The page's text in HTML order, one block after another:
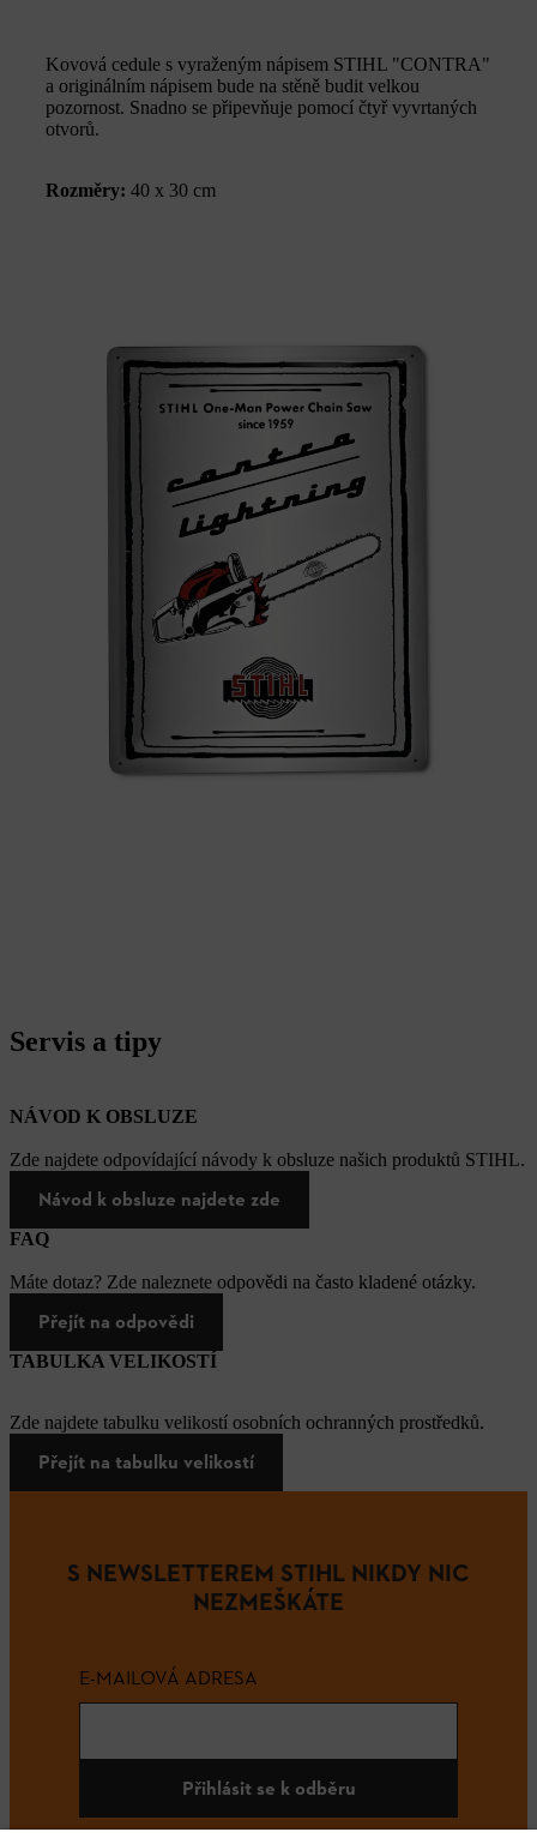
Kovová cedule s vyraženým nápisem STIHL "CONTRA"
a originálním nápisem bude na stěně budit velkou
pozornost. Snadno se připevňuje pomocí čtyř vyvrtaných
otvorů.
Rozměry: 40 x 30 cm
Servis a tipy
NÁVOD K OBSLUZE
Zde najdete odpovídající návody k obsluze našich produktů STIHL.
Návod k obsluze najdete zde
FAQ
Máte dotaz? Zde naleznete odpovědi na často kladené otázky.
Přejít na odpovědi
TABULKA VELIKOSTÍ
Zde najdete tabulku velikostí osobních ochranných prostředků.
Přejít na tabulku velikostí
S NEWSLETTEREM STIHL NIKDY NIC
NEZMEŠKÁTE
E-MAILOVÁ ADRESA
Přihlásit se k odběru